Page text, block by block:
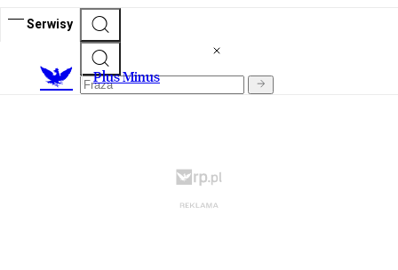
Serwisy
Plus Minus